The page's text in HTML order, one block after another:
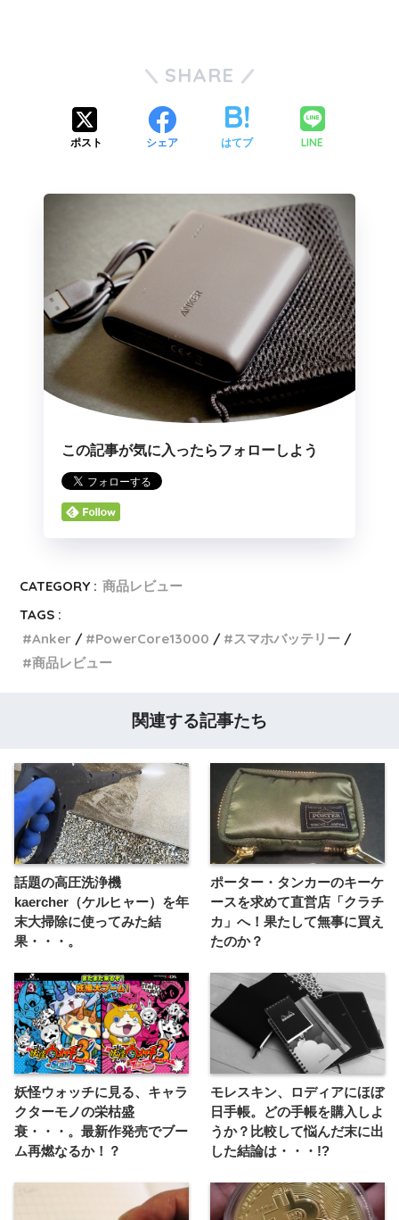
SHARE
ポスト シェア はてブ LINE
この記事が気に入ったらフォローしよう
CATEGORY : 商品レビュー
TAGS :
Anker
PowerCore13000
スマホバッテリー
商品レビュー
関連する記事たち
話題の高圧洗浄機
kaercher（ケルヒャー）を年
末大掃除に使ってみた結
果・・・。
ポーター・タンカーのキーケ
ースを求めて直営店「クラチ
カ」へ！果たして無事に買え
たのか？
妖怪ウォッチに見る、キャラ
クターモノの栄枯盛
衰・・・。最新作発売でブー
ム再燃なるか！？
モレスキン、ロディアにほぼ
日手帳。どの手帳を購入しよ
うか？比較して悩んだ末に出
した結論は・・・!?